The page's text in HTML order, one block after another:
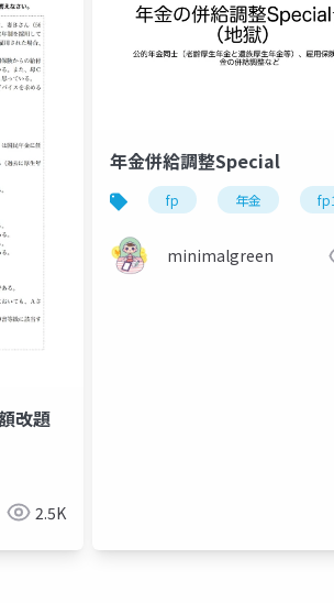
改題
2.5K
年金併給調整Special
fp 年金
minimalgreen